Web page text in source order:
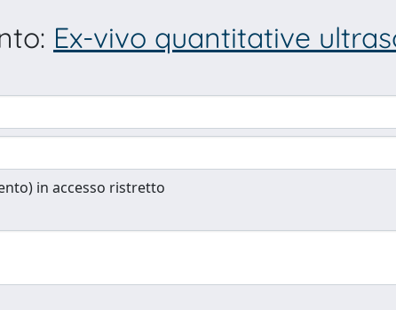
Ex-vivo quantitative
in accesso ristretto